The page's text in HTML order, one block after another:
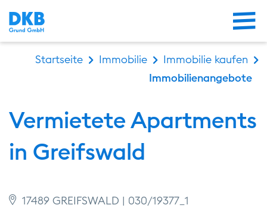
Startseite Immobilie
Immobilie kaufen
Immobilienangebote
Vermietete Apartments
in Greifswald
17489 GREIFSWALD | 030/19377_1